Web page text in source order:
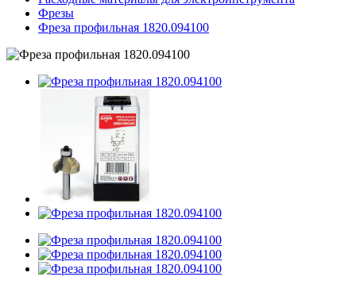
Фрезы
Фреза профильная 1820.094100